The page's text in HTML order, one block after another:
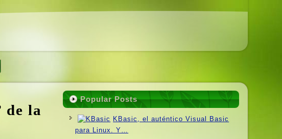
de la
Popular Posts
KBasic, el auténtico Visual Basic
para Linux. Y…